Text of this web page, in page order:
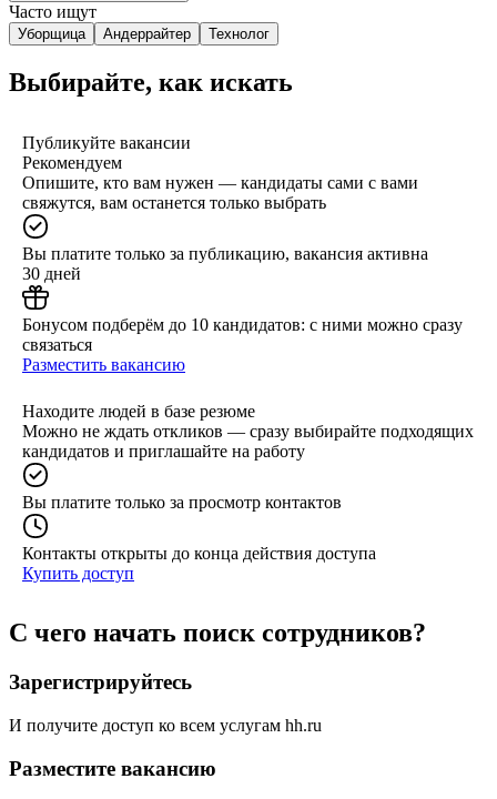
Часто ищут
Уборщица Андеррайтер Технолог
Выбирайте, как искать
Публикуйте вакансии
Рекомендуем
Опишите, кто вам нужен — кандидаты сами с вами
свяжутся, вам останется только выбрать
Вы платите только за публикацию, вакансия активна
30 дней
Бонусом подберём до 10 кандидатов: с ними можно сразу
связаться
Разместить вакансию
Находите людей в базе резюме
Можно не ждать откликов — сразу выбирайте подходящих
кандидатов и приглашайте на работу
Вы платите только за просмотр контактов
Контакты открыты до конца действия доступа
Купить доступ
С чего начать поиск сотрудников?
Зарегистрируйтесь
И получите доступ ко всем услугам hh.ru
Разместите вакансию